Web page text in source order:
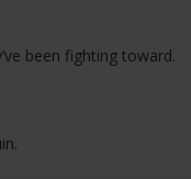
been fighting toward.